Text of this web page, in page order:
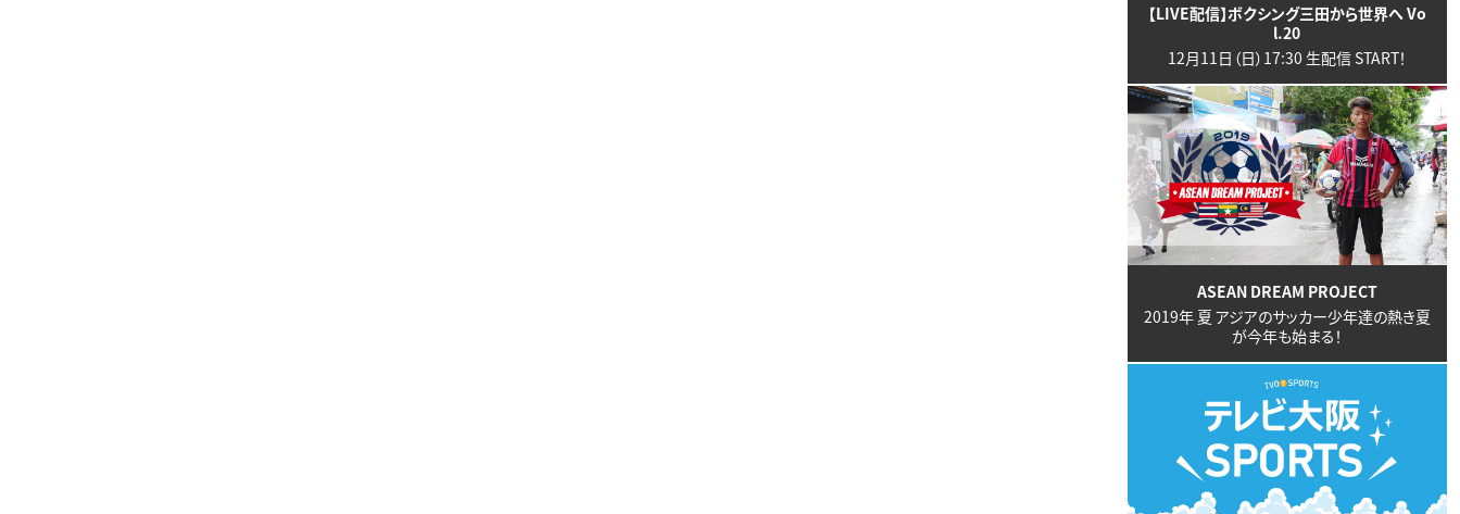
【LIVE配信】ボクシング三田から世界へ Vo
l.20
12月11日（日）17:30 生配信 START！
ASEAN DREAM PROJECT
2019年 夏 アジアのサッカー少年達の熱き夏
が今年も始まる！